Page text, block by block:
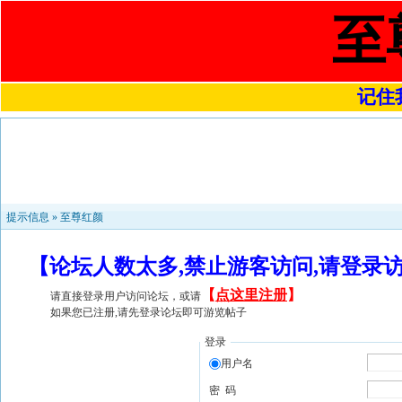
至
记住
提示信息 » 至尊红颜
【论坛人数太多,禁止游客访问,请登
请直接登录用户访问论坛，或请 【 点这里注册】
如果您已注册,请先登录论坛即可游览帖子
登录
用户名
密 码